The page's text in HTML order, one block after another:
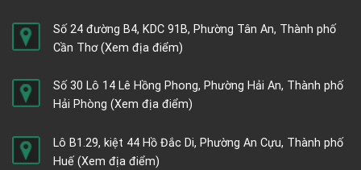
Số 24 đường B4, KDC 91B, Phường Tân An, Thành phố
Cần Thơ(Xem địa điểm)
Số 30 Lô 14 Lê Hồng Phong, Phường Hải An, Thành phố
Hải Phòng (Xem địa điểm)
Lô B1.29, kiệt 44 Hồ Đắc Di, Phường An Cựu, Thành phố
Huế (Xem địa điểm)